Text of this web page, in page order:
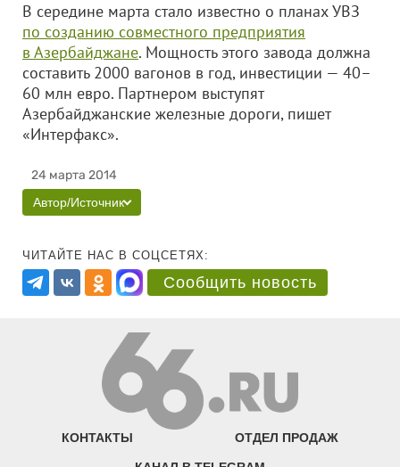
В середине марта стало известно о планах УВЗ
по созданию совместного предприятия
в Азербайджане. Мощность этого завода должна
составить 2000 вагонов в год, инвестиции — 40–
60 млн евро. Партнером выступят
Азербайджанские железные дороги, пишет
«Интерфакс».
24 марта 2014
Автор/Источник
ЧИТАЙТЕ НАС В СОЦСЕТЯХ:
Сообщить новость
КОНТАКТЫ ОТДЕЛ ПРОДАЖ